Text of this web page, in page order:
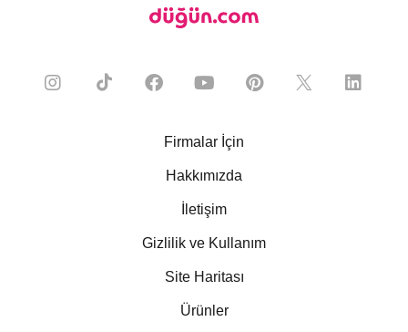
Firmalar İçin
Hakkımızda
İletişim
Gizlilik ve Kullanım
Site Haritası
Ürünler